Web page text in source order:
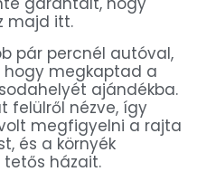
majd itt.
pár percnél autóval,
hogy megkaptad a
ajándékba.
felülről nézve, így
megfigyelni a rajta
és a környék
tetős házait.